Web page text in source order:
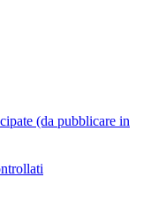
(da pubblicare in